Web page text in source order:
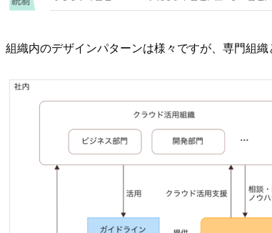
組織内のデザインパターンは様々ですが、専門組